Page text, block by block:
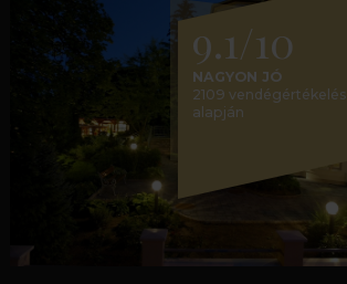
9.1/10
NAGYON JÓ
2109 vendégértékelés
alapján